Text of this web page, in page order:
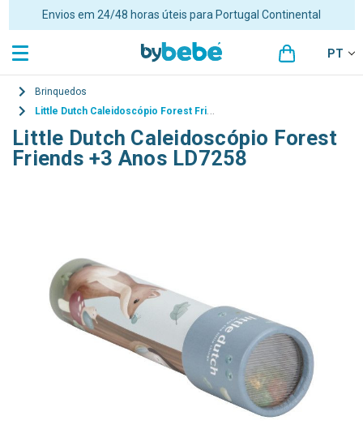
Envios em 24/48 horas úteis para Portugal Continental
PT
Brinquedos
Little Dutch Caleidoscópio Forest Friends +3 Anos LD7258
Little Dutch Caleidoscópio Forest
Friends +3 Anos LD7258